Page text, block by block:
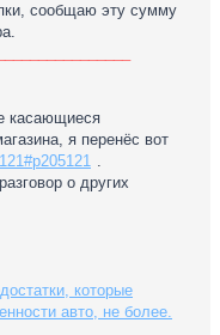
сообщаю эту сумму
касающиеся
я перенёс вот
.
о других
которые
авто, не более.